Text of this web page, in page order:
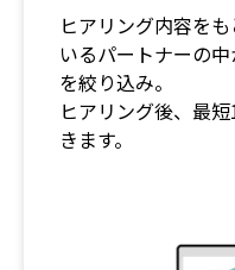
いるパートナーの
を絞り込み。
ヒアリング後、最
きます。